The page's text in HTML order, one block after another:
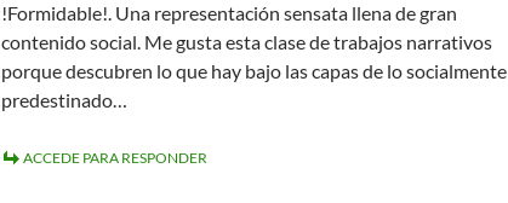
!Formidable!. Una representación sensata llena de gran
contenido social. Me gusta esta clase de trabajos narrativos
porque descubren lo que hay bajo las capas de lo socialmente
predestinado…
ACCEDE PARA RESPONDER